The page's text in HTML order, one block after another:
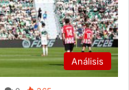
Análisis